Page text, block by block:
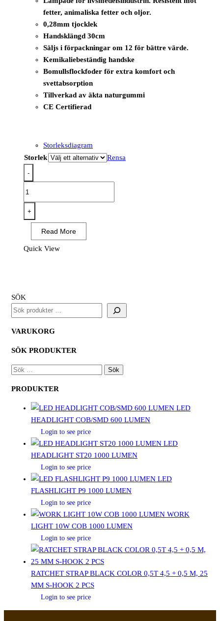
fetter, animaliska fetter och oljor.
0,28mm tjocklek
Handsklängd 30cm
Säljs i förpackningar om 12 för bättre värde.
Kemikaliebeständig handske
Bomullsflockfoder för extra komfort och
svettabsorption
Tillverkad av äkta naturgummi
CE Certifierad
Storleksdiagram
Storlek
Rensa
-
FD
Chemical
Latex
Blå
(12PAR)
mängd
+
Read More
Quick View
SÖK
VARUKORG
SÖK PRODUKTER
SÖK
PRODUKTER
LED
HEADLIGHT COB/SMD 600 LUMEN
Login to see price
LED
HEADLIGHT ST20 1000 LUMEN
Login to see price
LED
FLASHLIGHT P9 1000 LUMEN
Login to see price
WORK
LIGHT 10W COB 1000 LUMEN
Login to see price
RATCHET STRAP BLACK COLOR 0,5T 4,5 + 0,5 M, 25
MM S-HOOK 2 PCS
Login to see price